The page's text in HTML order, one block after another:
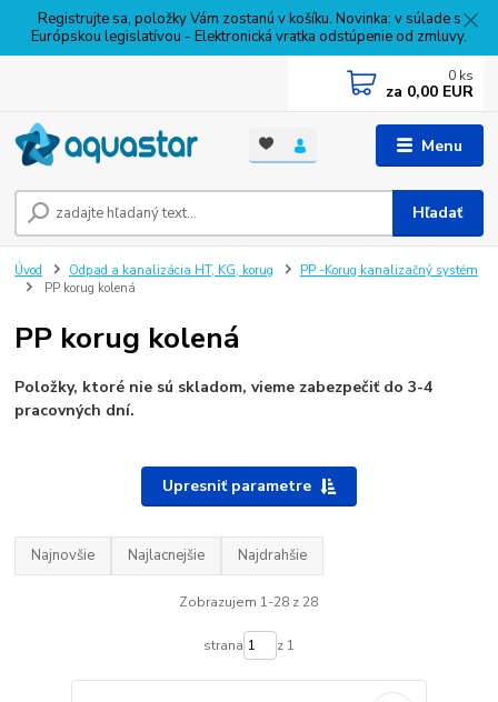
Registrujte sa, položky Vám zostanú v košíku. Novinka: v súlade s
Európskou legislatívou - Elektronická vratka odstúpenie od zmluvy.
Menu
Hľadať
0 ks
za 0,00 EUR
Úvod Odpad a kanalizácia HT, KG, korug
PP -Korug kanalizačný systém
PP korug kolená
PP korug kolená
Položky, ktoré nie sú skladom, vieme zabezpečiť do 3-4
pracovných dní.
Upresniť parametre
Najnovšie Najlacnejšie Najdrahšie
Zobrazujem 1-28 z 28
strana z 1